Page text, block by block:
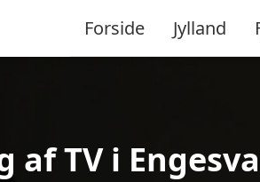
Forside Jylland
TV i